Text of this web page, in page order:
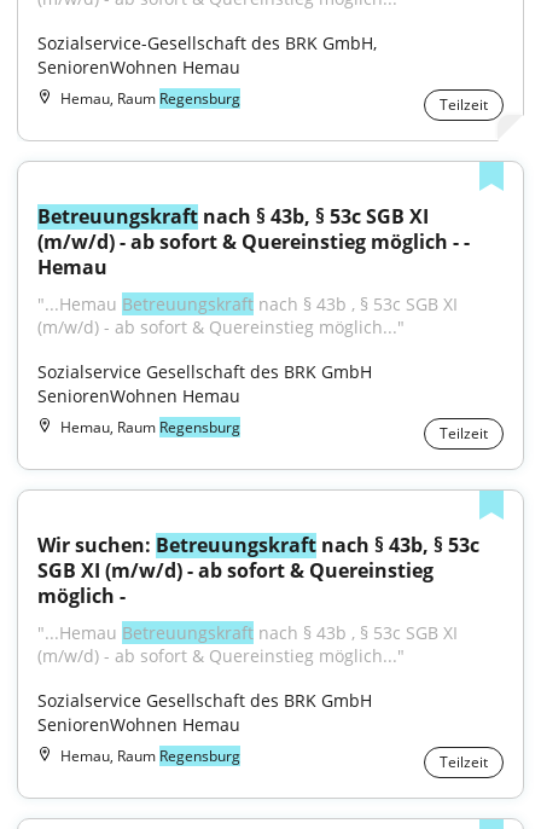
Sozialservice-Gesellschaft des BRK GmbH,
SeniorenWohnen Hemau
Hemau, Raum Regensburg Teilzeit
Betreuungskraft nach § 43b, § 53c SGB XI
(m/w/d) - ab sofort & Quereinstieg möglich - -
Hemau
"...Hemau Betreuungskraft nach § 43b , § 53c SGB XI
(m/w/d) - ab sofort & Quereinstieg möglich..."
Sozialservice Gesellschaft des BRK GmbH
SeniorenWohnen Hemau
Hemau, Raum Regensburg Teilzeit
Wir suchen: Betreuungskraft nach § 43b, § 53c
SGB XI (m/w/d) - ab sofort & Quereinstieg
möglich -
"...Hemau Betreuungskraft nach § 43b , § 53c SGB XI
(m/w/d) - ab sofort & Quereinstieg möglich..."
Sozialservice Gesellschaft des BRK GmbH
SeniorenWohnen Hemau
Hemau, Raum Regensburg Teilzeit